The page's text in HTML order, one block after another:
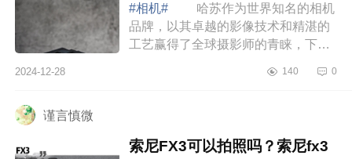
#相机#
哈苏作为世界知名的相机
品牌，以其卓越的影像技术和精湛的
工艺赢得了全球摄影师的青睐，下面
哈苏镜头怎么选 哈苏x2d值得买
2024-12-28 140 0
谨言慎微
索尼FX3可以拍照吗？索尼fx3